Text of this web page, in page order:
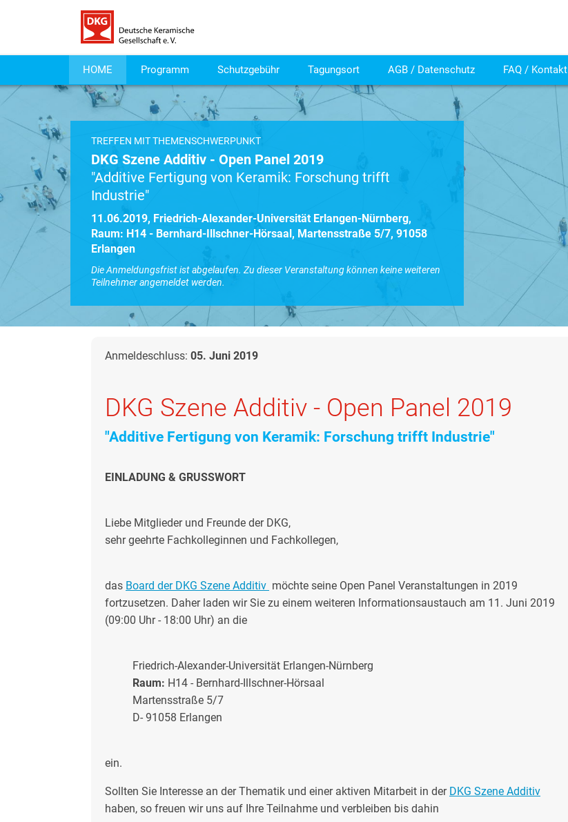
HOME Programm Schutzgebühr Tagungsort AGB / Datenschutz FAQ / Kontakt
TREFFEN MIT THEMENSCHWERPUNKT
DKG Szene Additiv - Open Panel 2019
"Additive Fertigung von Keramik: Forschung trifft
Industrie"
11.06.2019, Friedrich-Alexander-Universität Erlangen-Nürnberg,
Raum: H14 - Bernhard-Illschner-Hörsaal, Martensstraße 5/7, 91058
Erlangen
Die Anmeldungsfrist ist abgelaufen. Zu dieser Veranstaltung können keine weiteren
Teilnehmer angemeldet werden.
Anmeldeschluss: 05. Juni 2019
DKG Szene Additiv - Open Panel 2019
"Additive Fertigung von Keramik: Forschung trifft Industrie"
EINLADUNG & GRUSSWORT
Liebe Mitglieder und Freunde der DKG,
sehr geehrte Fachkolleginnen und Fachkollegen,
das Board der DKG Szene Additiv möchte seine Open Panel Veranstaltungen in 2019
fortzusetzen. Daher laden wir Sie zu einem weiteren Informationsaustauch am 11. Juni 2019
(09:00 Uhr - 18:00 Uhr) an die
Friedrich-Alexander-Universität Erlangen-Nürnberg
Raum: H14 - Bernhard-Illschner-Hörsaal
Martensstraße 5/7
D- 91058 Erlangen
ein.
Sollten Sie Interesse an der Thematik und einer aktiven Mitarbeit in der DKG Szene Additiv
haben, so freuen wir uns auf Ihre Teilnahme und verbleiben bis dahin